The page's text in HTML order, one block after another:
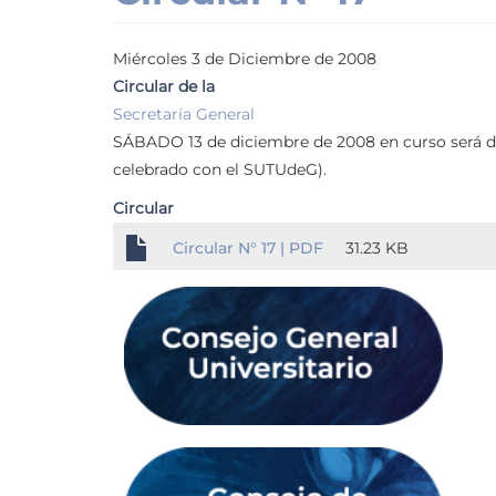
Miércoles 3 de Diciembre de 2008
Circular de la
Secretaría General
SÁBADO 13 de diciembre de 2008 en curso
celebrado con el SUTUdeG).
Circular
Circular N° 17 | PDF 31.23 KB